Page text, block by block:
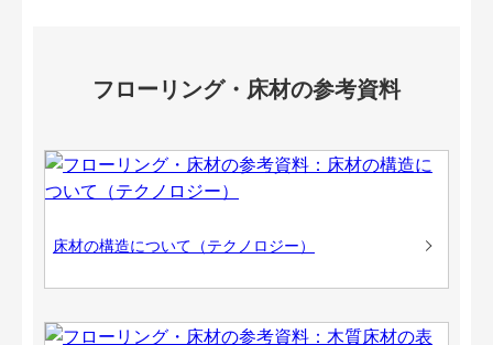
フローリング・床材の参考資料
床材の構造について（テクノロジー）